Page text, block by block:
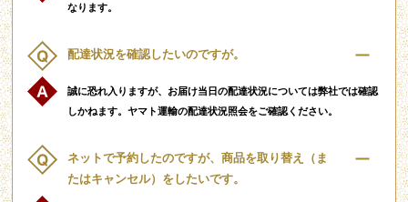
なります。
配達状況を確認したいのですが。
誠に恐れ入りますが、お届け当日の配達状況については弊社では確認
しかねます。ヤマト運輸の配達状況照会をご確認ください。
ネットで予約したのですが、商品を取り替え（ま
たはキャンセル）をしたいです。